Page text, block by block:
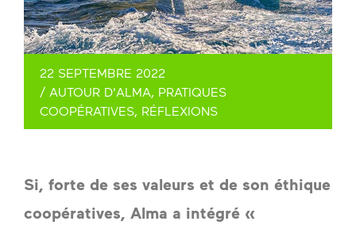
22 SEPTEMBRE 2022
/ AUTOUR D'ALMA, PRATIQUES
COOPÉRATIVES, RÉFLEXIONS
Si, forte de ses valeurs et de son éthique
coopératives, Alma a intégré «